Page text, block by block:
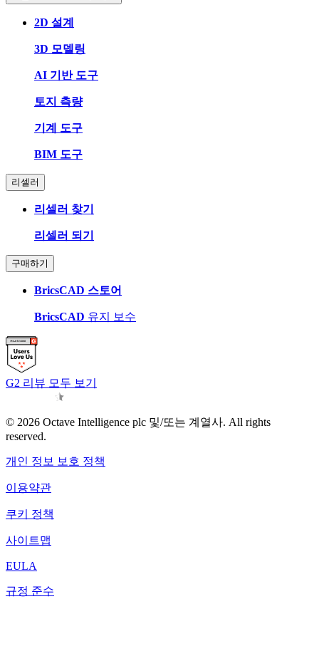
2D 설계
3D 모델링
AI 기반 도구
토지 측량
기계 도구
BIM 도구
리셀러
리셀러 찾기
리셀러 되기
구매하기
BricsCAD 스토어
BricsCAD 유지 보수
G2 리뷰 모두 보기
© 2026 Octave Intelligence plc 및/또는 계열사. All rights
reserved.
개인 정보 보호 정책
이용약관
쿠키 정책
사이트맵
EULA
규정 준수